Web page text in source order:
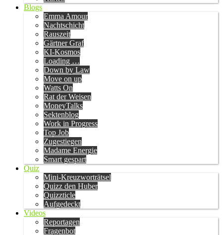
Blogs
Emma Amour
Nachtschicht
Rauszeit
Gärtner Graf
KI-Kosmos
Loading …
Down by Law
Move on up
Watts On
Rat der Weisen
MoneyTalks
Sektenblog
Work in Progress
Top Job
Zugestiegen
Madame Energie
Smart gespart
Quiz
Mini-Kreuzworträtsel
Quizz den Huber
Quizzticle
Aufgedeckt
Videos
Reportagen
Fragenbot